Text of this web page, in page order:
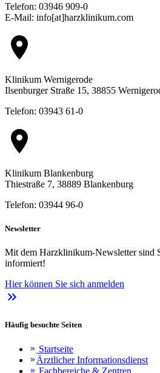
Telefon: 03946 909-0
E-Mail: info[at]harzklinikum.com
location_on
Klinikum Wernigerode
Ilsenburger Straße 15, 38855
Telefon: 03943 61-0
location_on
Klinikum Blankenburg
Thiestraße 7, 38889 Blankenburg
Telefon: 03944 96-0
Newsletter
Mit dem Harzklinikum-Newsletter sind
informiert!
Hier können Sie sich anmelden
keyboard_double_arrow_right
Häufig besuchte Seiten
keyboard_double_arrow_right Startseite
keyboard_double_arrow_right Ärztlicher Informationsdienst
keyboard_double_arrow_right Fachbereiche & Zentren